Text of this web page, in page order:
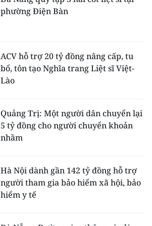
phường Điện Bàn
ACV hỗ trợ 20 tỷ đồng nâng cấp, tu
bổ, tôn tạo Nghĩa trang Liệt sĩ Việt-
Lào
Quảng Trị: Một người dân chuyển lại
5 tỷ đồng cho người chuyển khoản
nhầm
Hà Nội dành gần 142 tỷ đồng hỗ trợ
người tham gia bảo hiểm xã hội, bảo
hiểm y tế